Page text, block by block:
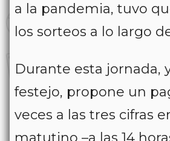
a la pandemia, tuvo
los sorteos a lo largo
Durante esta jornada,
festejo, propone un
veces a las tres cifras
matutino –a las 14